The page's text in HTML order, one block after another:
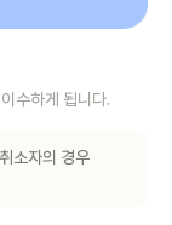
수하게 됩니다.
소자의 경우